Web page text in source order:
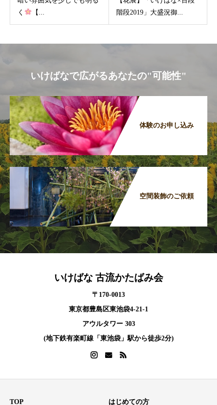
く
【...
階段2019」大盛況御...
いけばなで広がるあなたの"可能性"
体験のお申し込み
空間装飾のご依頼
いけばな 古流かたばみ会
〒170-0013
東京都豊島区東池袋4-21-1
アウルタワー 303
(地下鉄有楽町線「東池袋」駅から徒歩2分)
TOP はじめての方